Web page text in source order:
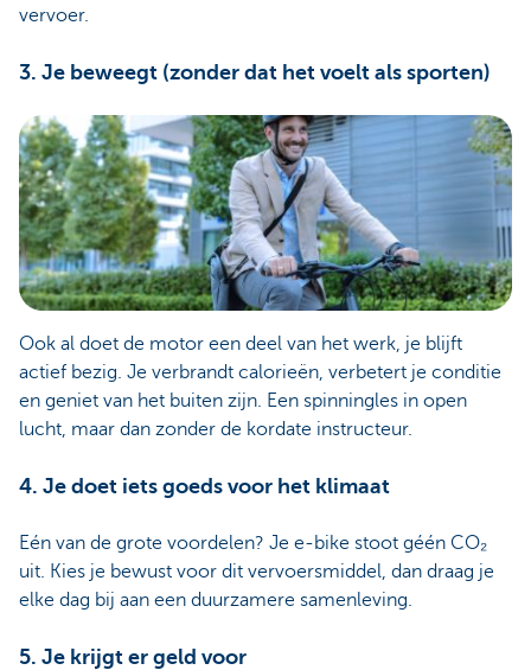
vervoer.
3. Je beweegt (zonder dat het voelt als sporten)
Ook al doet de motor een deel van het werk, je blijft
actief bezig. Je verbrandt calorieën, verbetert je conditie
en geniet van het buiten zijn. Een spinningles in open
lucht, maar dan zonder de kordate instructeur.
4. Je doet iets goeds voor het klimaat
Eén van de grote voordelen? Je e-bike stoot géén CO₂
uit. Kies je bewust voor dit vervoersmiddel, dan draag je
elke dag bij aan een duurzamere samenleving.
5. Je krijgt er geld voor